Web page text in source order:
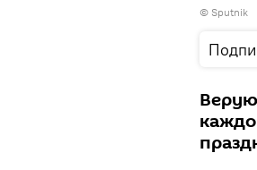
© Sputnik